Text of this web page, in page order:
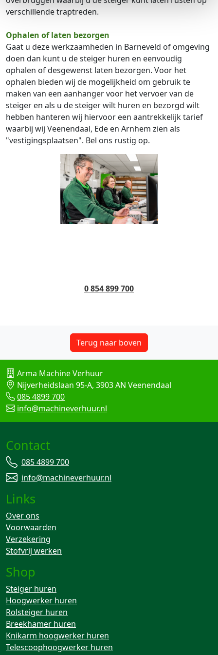
verschillende traptreden.
Ophalen of laten bezorgen
Gaat u deze werkzaamheden in Barneveld of omgeving
doen dan kunt u de steiger huren en eenvoudig
ophalen of desgewenst laten bezorgen. Voor het
ophalen bieden wij de mogelijkheid om gebruik te
maken van een aanhanger voor het vervoer van de
steiger en als u de steiger wilt huren en bezorgd wilt
hebben hanteren wij hiervoor een aantrekkelijk tarief
waarbij wij Veenendaal, Ede en Arnhem zien als
"vestigingsplaatsen". Bel ons rustig op.
0 854 899 700
Terug naar boven
Arma Machine Verhuur
Nijverheidslaan 95-A, 3903 AN Veenendaal
085 4899 700
info@machineverhuur.nl
Contact
085 4899 700
info@machineverhuur.nl
Links
Over ons
Voorwaarden
Verzekering
Stofvrij werken
Shop
Steiger huren
Hoogwerker huren
Rolsteiger huren
Breekhamer huren
Knikarm hoogwerker huren
Telescoophoogwerker huren